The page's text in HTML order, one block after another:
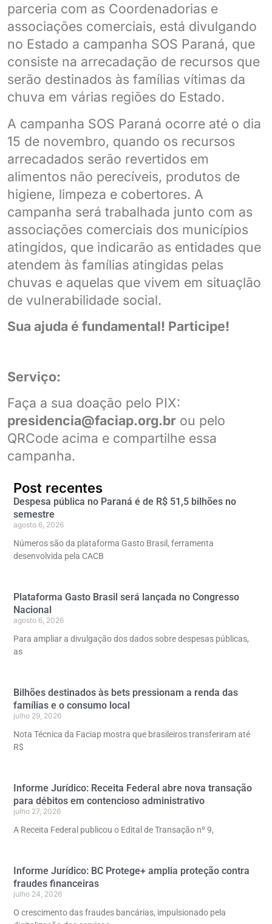
parceria com as Coordenadorias e
associações comerciais, está divulgando
no Estado a campanha SOS Paraná, que
consiste na arrecadação de recursos que
serão destinados às famílias vítimas da
chuva em várias regiões do Estado.
A campanha SOS Paraná ocorre até o dia
15 de novembro, quando os recursos
arrecadados serão revertidos em
alimentos não perecíveis, produtos de
higiene, limpeza e cobertores. A
campanha será trabalhada junto com as
associações comerciais dos municípios
atingidos, que indicarão as entidades que
atendem às famílias atingidas pelas
chuvas e aquelas que vivem em situaçlão
de vulnerabilidade social.
Sua ajuda é fundamental! Participe!
Serviço:
Faça a sua doação pelo PIX:
presidencia@faciap.org.br ou pelo
QRCode acima e compartilhe essa
campanha.
Post recentes
Despesa pública no Paraná é de R$ 51,5 bilhões no
semestre
agosto 6, 2026
Números são da plataforma Gasto Brasil, ferramenta
desenvolvida pela CACB
Plataforma Gasto Brasil será lançada no Congresso
Nacional
agosto 6, 2026
Para ampliar a divulgação dos dados sobre despesas públicas,
as
Bilhões destinados às bets pressionam a renda das
famílias e o consumo local
julho 29, 2026
Nota Técnica da Faciap mostra que brasileiros transferiram até
R$
Informe Jurídico: Receita Federal abre nova transação
para débitos em contencioso administrativo
julho 27, 2026
A Receita Federal publicou o Edital de Transação nº 9,
Informe Jurídico: BC Protege+ amplia proteção contra
fraudes financeiras
julho 24, 2026
O crescimento das fraudes bancárias, impulsionado pela